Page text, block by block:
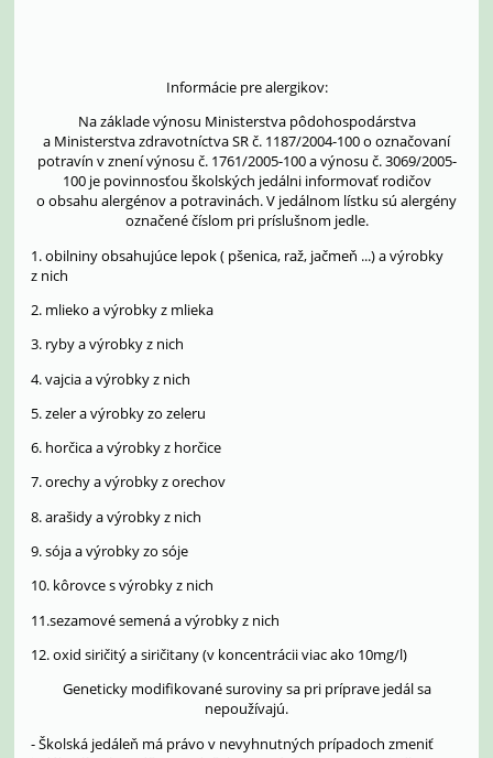
Informácie pre alergikov:
Na základe výnosu Ministerstva pôdohospodárstva
a Ministerstva zdravotníctva SR č. 1187/2004-100 o označovaní
potravín v znení výnosu č. 1761/2005-100 a výnosu č. 3069/2005-
100 je povinnosťou školských jedálni informovať rodičov
o obsahu alergénov a potravinách. V jedálnom lístku sú alergény
označené číslom pri príslušnom jedle.
1. obilniny obsahujúce lepok ( pšenica, raž, jačmeň ...) a výrobky
z nich
2. mlieko a výrobky z mlieka
3. ryby a výrobky z nich
4. vajcia a výrobky z nich
5. zeler a výrobky zo zeleru
6. horčica a výrobky z horčice
7. orechy a výrobky z orechov
8. arašidy a výrobky z nich
9. sója a výrobky zo sóje
10. kôrovce s výrobky z nich
11.sezamové semená a výrobky z nich
12. oxid siričitý a siričitany (v koncentrácii viac ako 10mg/l)
Geneticky modifikované suroviny sa pri príprave jedál sa
nepoužívajú.
- Školská jedáleň má právo v nevyhnutných prípadoch zmeniť